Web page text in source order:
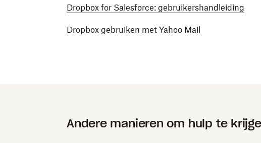
Dropbox for Salesforce: gebruikershandleiding
Dropbox gebruiken met Yahoo Mail
Andere manieren om hulp te